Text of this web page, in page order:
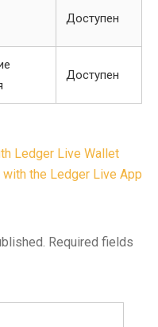
Доступен
Доступен
Ledger Live Wallet
the Ledger Live App
Required fields